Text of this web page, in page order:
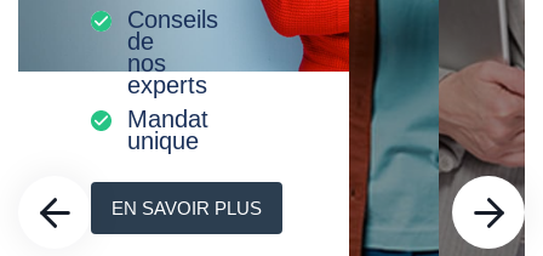
Conseils
de
nos
experts
Mandat
unique
EN SAVOIR PLUS